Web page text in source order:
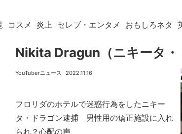
コスメ 炎上 セレブ・エンタメ おもしろネタ
Nikita Dragun（ニキータ・
フロリダのホテルで迷惑行為をしたニキー
タ・ドラゴン逮捕 男性用の矯正施設に入れ
られ？心配の声
2022.11.16
YouTuberニュース